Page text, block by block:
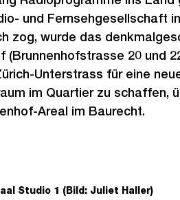
und Fernsehgesellschaft
zog, wurde das
(Brunnenhofstrasse 20 und
Unterstrass für eine
im Quartier zu schaffen,
Areal im Baurecht.
Studio 1 (Bild: Juliet Haller)